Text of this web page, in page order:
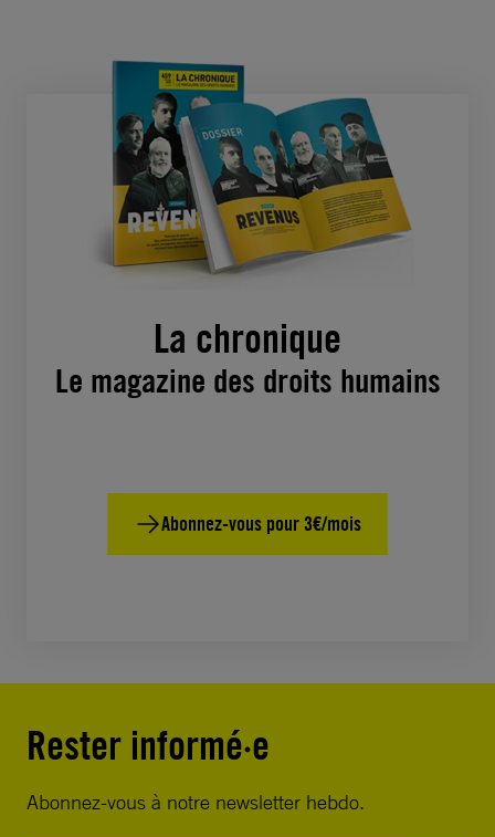
La chronique
Le magazine des droits humains
Abonnez-vous pour 3€/mois
Rester informé·e
Abonnez-vous à notre newsletter hebdo.